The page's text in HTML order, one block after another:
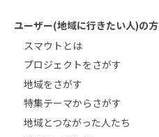
ユーザー(地域に行きたい人)の方
スマウトとは
プロジェクトをさがす
地域をさがす
特集テーマからさがす
地域とつながった人たち